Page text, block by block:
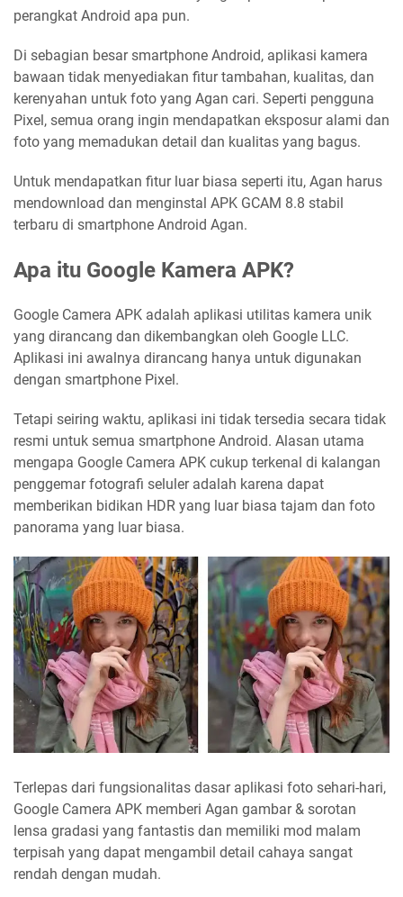
perangkat Android apa pun.
Di sebagian besar smartphone Android, aplikasi kamera
bawaan tidak menyediakan fitur tambahan, kualitas, dan
kerenyahan untuk foto yang Agan cari. Seperti pengguna
Pixel, semua orang ingin mendapatkan eksposur alami dan
foto yang memadukan detail dan kualitas yang bagus.
Untuk mendapatkan fitur luar biasa seperti itu, Agan harus
mendownload dan menginstal APK GCAM 8.8 stabil
terbaru di smartphone Android Agan.
Apa itu Google Kamera APK?
Google Camera APK adalah aplikasi utilitas kamera unik
yang dirancang dan dikembangkan oleh Google LLC.
Aplikasi ini awalnya dirancang hanya untuk digunakan
dengan smartphone Pixel.
Tetapi seiring waktu, aplikasi ini tidak tersedia secara tidak
resmi untuk semua smartphone Android. Alasan utama
mengapa Google Camera APK cukup terkenal di kalangan
penggemar fotografi seluler adalah karena dapat
memberikan bidikan HDR yang luar biasa tajam dan foto
panorama yang luar biasa.
Terlepas dari fungsionalitas dasar aplikasi foto sehari-hari,
Google Camera APK memberi Agan gambar & sorotan
lensa gradasi yang fantastis dan memiliki mod malam
terpisah yang dapat mengambil detail cahaya sangat
rendah dengan mudah.